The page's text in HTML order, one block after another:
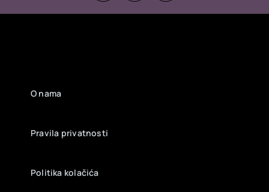
O nama
Pravila privatnosti
Politika kolačića